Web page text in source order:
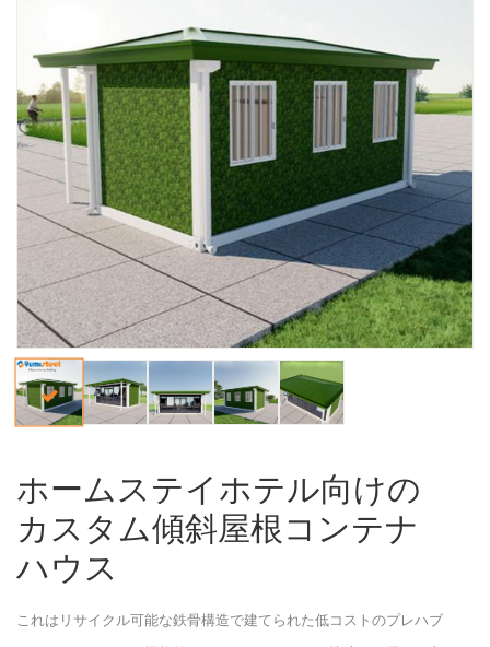
ホームステイホテル向けの
カスタム傾斜屋根コンテナ
ハウス
これはリサイクル可能な鉄骨構造で建てられた低コストのプレハブ